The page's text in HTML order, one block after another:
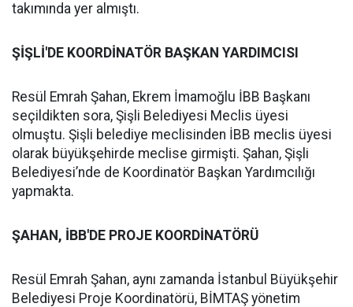
takımında yer almıştı.
ŞİŞLİ'DE KOORDİNATÖR BAŞKAN YARDIMCISI
Resül Emrah Şahan, Ekrem İmamoğlu İBB Başkanı
seçildikten sora, Şişli Belediyesi Meclis üyesi
olmuştu. Şişli belediye meclisinden İBB meclis üyesi
olarak büyükşehirde meclise girmişti. Şahan, Şişli
Belediyesi’nde de Koordinatör Başkan Yardımcılığı
yapmakta.
ŞAHAN, İBB'DE PROJE KOORDİNATÖRÜ
Resül Emrah Şahan, aynı zamanda İstanbul Büyükşehir
Belediyesi Proje Koordinatörü, BİMTAŞ yönetim